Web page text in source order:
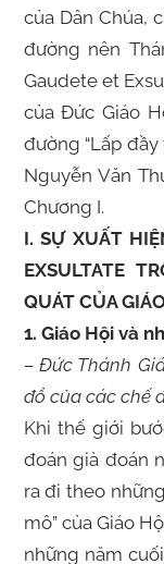
của Dân Chúa,
đường nên
Gaudete et
của Đức Giáo
đường “Lấp đầy
Nguyễn Văn
Chương I.
I. SỰ XUẤT
EXSULTATE
QUÁT CỦA
1. Giáo Hội và
– Đức Thánh
đổ của các chế
Khi thế giới
đoán già đoán
ra đi theo
mô” của Giáo
những năm